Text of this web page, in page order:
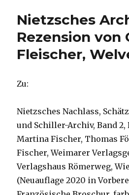
Raffael
(1483-
1520),
Hinweis
1,
Nietzsches
Rezension von
Fleischer,
Zu:
Nietzsches Nachlass,
und Schiller-Archiv, Band 2,
Martina Fischer, Thomas
Fischer, Weimarer
Verlagshaus Römerweg,
(Neuauflage 2020 in